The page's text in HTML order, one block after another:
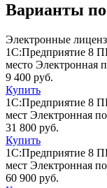
Варианты
Электронные
1С:Предприятие 8
место Электронная
9 400 руб.
Купить
1С:Предприятие 8
мест Электронная
31 800 руб.
Купить
1С:Предприятие 8
мест Электронная
60 900 руб.